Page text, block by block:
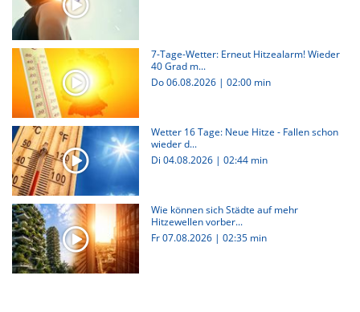
7-Tage-Wetter: Erneut Hitzealarm! Wieder
40 Grad m...
Do 06.08.2026 | 02:00 min
Wetter 16 Tage: Neue Hitze - Fallen schon
wieder d...
Di 04.08.2026 | 02:44 min
Wie können sich Städte auf mehr
Hitzewellen vorber...
Fr 07.08.2026 | 02:35 min